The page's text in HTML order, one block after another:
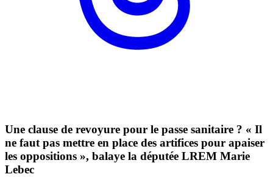
Une clause de revoyure pour le passe sanitaire ? « Il
ne faut pas mettre en place des artifices pour apaiser
les oppositions », balaye la députée LREM Marie
Lebec